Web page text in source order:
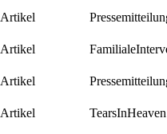
Artikel
Artikel
Artikel
Artikel
TearsInHeaven